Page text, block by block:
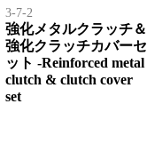
3-7-2
強化メタルクラッチ＆
強化クラッチカバーセ
ット -Reinforced metal
clutch & clutch cover
set